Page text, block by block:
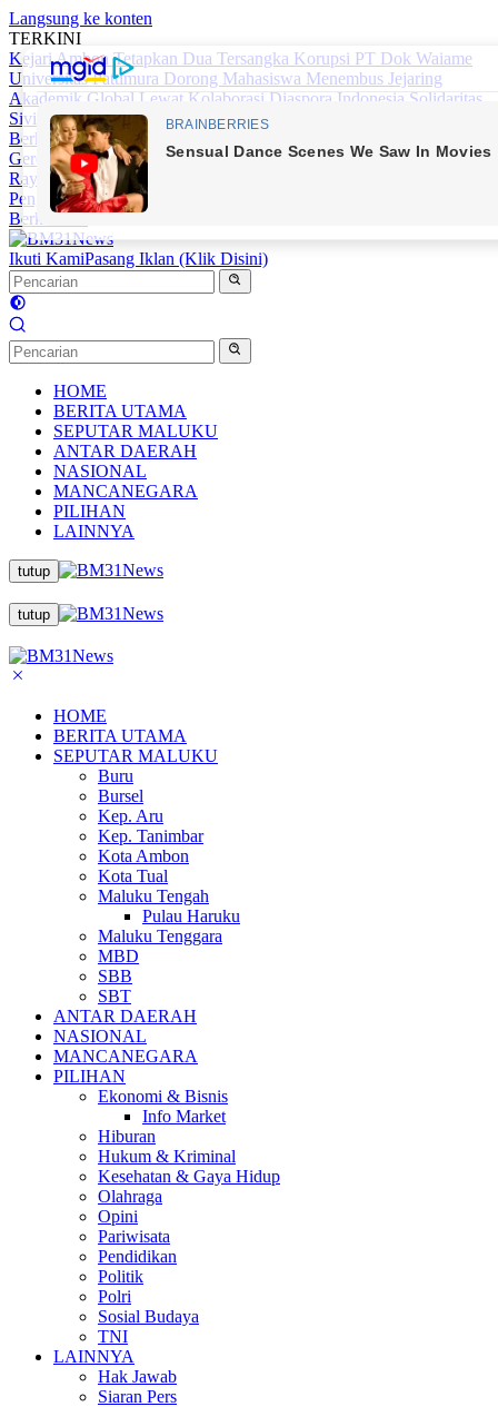
Langsung ke konten
TERKINI
Kejari Ambon Tetapkan Dua Tersangka Korupsi PT Dok Waiame
Universitas Pattimura Dorong Mahasiswa Menembus Jejaring
Akademik Global Lewat Kolaborasi Diaspora Indonesia Solidaritas
Sivitas Akademika Unpatti Berbuah Nyata: Gerakan ‘Sehari
Berkorban’ Himpun Rp309,6 Juta untuk Percepatan Pembangunan
Gereja Kampus Lolos AKMIL dan AKPOL, Siswa SMA Negeri 1
Raya Harumkan Nama Sekolah
Penguatan Kemitraan Layanan Kesehatan untuk Pertahankan UHC
Berkualitas
Ikuti KamiPasang Iklan (Klik Disini)
HOME
BERITA UTAMA
SEPUTAR MALUKU
ANTAR DAERAH
NASIONAL
MANCANEGARA
PILIHAN
LAINNYA
tutup
tutup
HOME
BERITA UTAMA
SEPUTAR MALUKU
Buru
Bursel
Kep. Aru
Kep. Tanimbar
Kota Ambon
Kota Tual
Maluku Tengah
Pulau Haruku
Maluku Tenggara
MBD
SBB
SBT
ANTAR DAERAH
NASIONAL
MANCANEGARA
PILIHAN
Ekonomi & Bisnis
Info Market
Hiburan
Hukum & Kriminal
Kesehatan & Gaya Hidup
Olahraga
Opini
Pariwisata
Pendidikan
Politik
Polri
Sosial Budaya
TNI
LAINNYA
Hak Jawab
Siaran Pers